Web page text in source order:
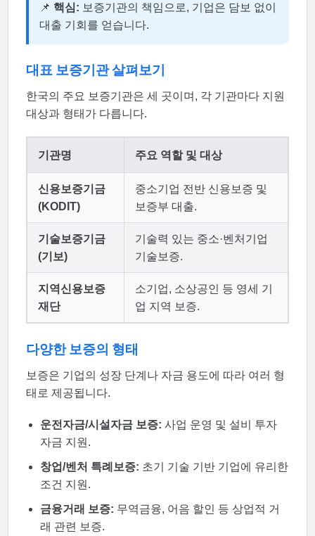
📌 핵심: 보증기관의 책임으로, 기업은 담보 없이
대출 기회를 얻습니다.
대표 보증기관 살펴보기
한국의 주요 보증기관은 세 곳이며, 각 기관마다 지원
대상과 형태가 다릅니다.
기관명 주요 역할 및 대상
신용보증기금
(KODIT)
중소기업 전반 신용보증 및
보증부 대출.
기술보증기금
(기보)
기술력 있는 중소·벤처기업
기술보증.
지역신용보증
재단
소기업, 소상공인 등 영세 기
업 지역 보증.
다양한 보증의 형태
보증은 기업의 성장 단계나 자금 용도에 따라 여러 형
태로 제공됩니다.
운전자금/시설자금 보증: 사업 운영 및 설비 투자
자금 지원.
창업/벤처 특례보증: 초기 기술 기반 기업에 유리한
조건 지원.
금융거래 보증: 무역금융, 어음 할인 등 상업적 거
래 관련 보증.